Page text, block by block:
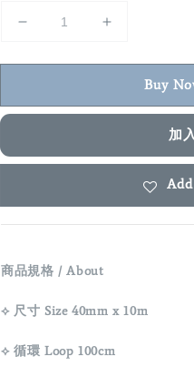
Buy
加
商品規格 / About
⟡ 尺寸 Size 40mm x 10m
⟡ 循環 Loop 100cm